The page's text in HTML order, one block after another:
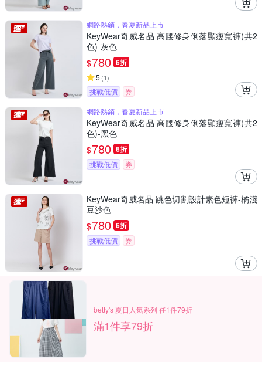
網路熱銷，春夏新品上市
KeyWear奇威名品 高腰修身俐落顯瘦寬褲(共2
色)-灰色
$780 6折
5 (1)
挑戰低價
券
網路熱銷，春夏新品上市
KeyWear奇威名品 高腰修身俐落顯瘦寬褲(共2
色)-黑色
$780 6折
挑戰低價 券
KeyWear奇威名品 跳色切割設計素色短褲-橘淺
豆沙色
$780 6折
挑戰低價 券
betty's 夏日人氣系列 任1件79折
滿1件享79折